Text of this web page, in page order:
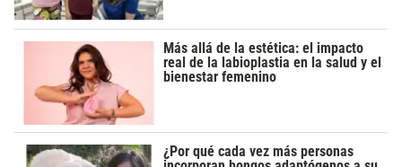
Más allá de la estética: el impacto
real de la labioplastia en la salud y el
bienestar femenino
¿Por qué cada vez más personas